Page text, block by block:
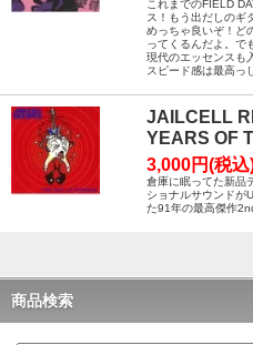
これまでのFIELD
ス！もう出だしのギ
めっちゃ良いぞ！ど
ってくるんだよ。で
現代のエッセンスも
スピード感は最高っ
JAILCELL
YEARS OF
3,000円(税込
倉庫に眠ってた新品
ショナルサウンドが
た91年の最高傑作
商品検索